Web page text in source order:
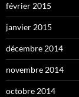
février 2015
janvier 2015
décembre 2014
novembre 2014
octobre 2014